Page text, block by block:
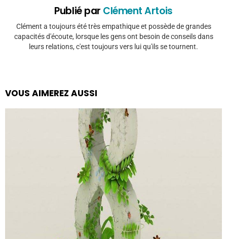
Publié par Clément Artois
Clément a toujours été très empathique et possède de grandes
capacités d'écoute, lorsque les gens ont besoin de conseils dans
leurs relations, c'est toujours vers lui qu'ils se tournent.
VOUS AIMEREZ AUSSI